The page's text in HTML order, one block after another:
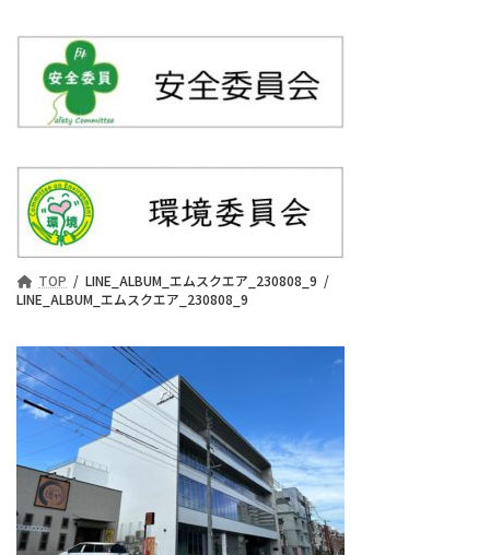
TOP
LINE_ALBUM_エムスクエア_230808_9
LINE_ALBUM_エムスクエア_230808_9